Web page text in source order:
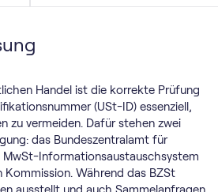
Handel ist die korrekte Prüfung
(USt-ID) essenziell,
zu vermeiden. Dafür stehen zwei
das Bundeszentralamt für
MwSt-Informationsaustauschsystem
Kommission. Während das BZSt